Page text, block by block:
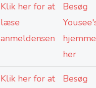
Klik her for at
læse
anmeldensen
Besøg
her
Klik her for at
Besøg